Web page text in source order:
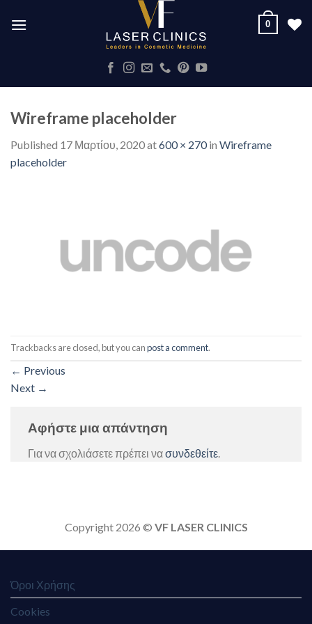
0
Wireframe placeholder
Published 17 Μαρτίου, 2020at600 × 270in Wireframe
placeholder
Trackbacks are closed, but you canpost a comment.
← Previous
Next →
Αφήστε μια απάντηση
Για να σχολιάσετε πρέπει νασυνδεθείτε.
Copyright 2026 © VF LASER CLINICS
Όροι Χρήσης
Cookies